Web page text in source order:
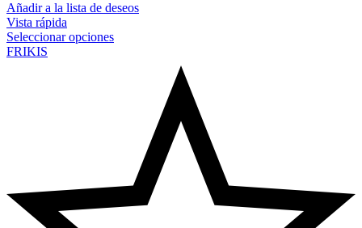
Añadir a la lista de deseos
Vista rápida
Seleccionar opciones
FRIKIS